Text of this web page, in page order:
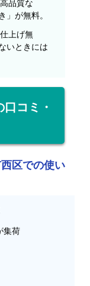
品質な
」が無料。
上げ無
いときには
コミ・
区での使い
集荷